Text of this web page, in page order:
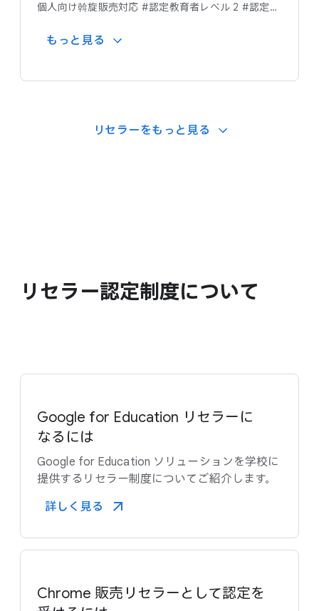
個人向け斡旋販売対応 #認定教育者レベル 2 #認定教
もっと​見る
リセラーを​もっと​見る​
リセラー認定制度に​ついて
Google for Education リセラーに​
なるには
Google for Education ソリューションを​学校に​
提供する​リセラー制度に​ついて​ご紹介します。
詳しく​見る​
Chrome 販売リセラーと​して​認定を​